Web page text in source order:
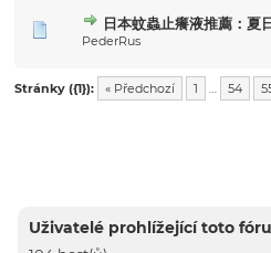
日本蚊蟲止癢液推薦：夏
PederRus
Stránky ({1}): « Předchozí 1 … 54
Uživatelé prohlížející toto